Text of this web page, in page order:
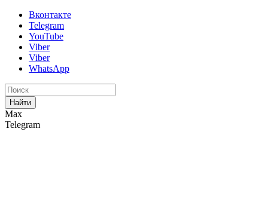
Вконтакте
Telegram
YouTube
Viber
Viber
WhatsApp
Найти
Max
Telegram